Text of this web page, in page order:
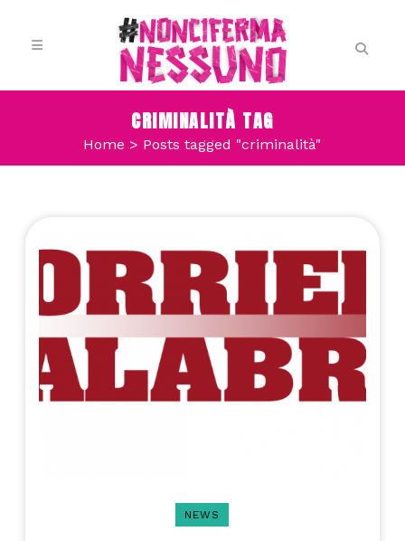
CRIMINALITÀ TAG
Home > Posts tagged "criminalità"
NEWS